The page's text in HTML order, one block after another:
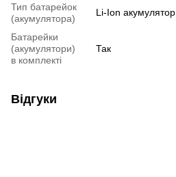
Тип батарейок
(акумулятора)
Li-Ion акумулятор
Батарейки
(акумулятори)
в комплекті
Так
Відгуки